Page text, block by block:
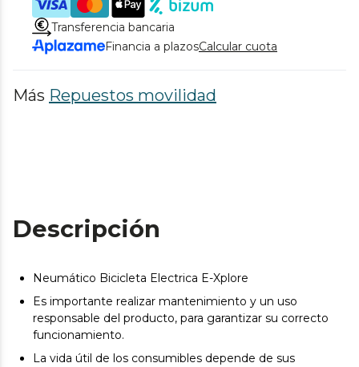
Transferencia bancaria
Financia a plazosCalcular cuota
Más Repuestos movilidad
Descripción
Neumático Bicicleta Electrica E-Xplore
Es importante realizar mantenimiento y un uso
responsable del producto, para garantizar su correcto
funcionamiento.
La vida útil de los consumibles depende de sus